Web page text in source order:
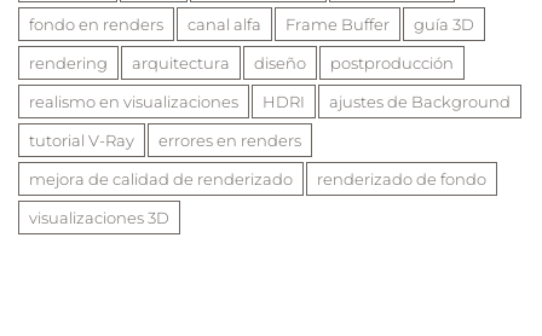
fondo en renders
canal alfa Frame Buffer
guía 3D
rendering
arquitectura diseño
postproducción
realismo en visualizaciones
HDRI
ajustes de Background
tutorial V-Ray
errores en renders
mejora de calidad de renderizado
renderizado de fondo
visualizaciones 3D